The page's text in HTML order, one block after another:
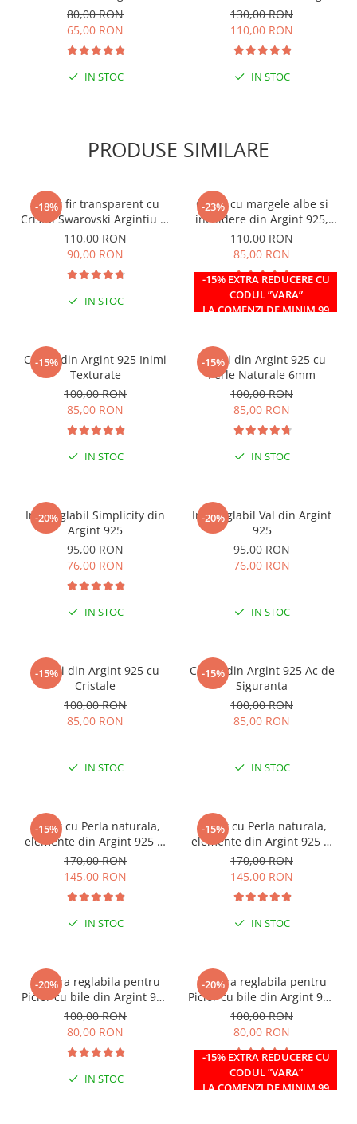
80,00 RON
65,00 RON
IN STOC
925
130,00 RON
110,00 RON
IN STOC
PRODUSE SIMILARE
-18%
Colier fir transparent cu
Cristal Swarovski Argintiu in
Caseta din Argint 925
110,00 RON
90,00 RON
IN STOC
-23%
-15% EXTRA REDUCERE CU
CODUL ”VARA”
LA COMENZI DE MINIM 99
Colier cu margele albe si
inchidere din Argint 925,
reglabil 38-41 cm
110,00 RON
85,00 RON
IN STOC
-15%
Cercei din Argint 925 Inimi
Texturate
100,00 RON
85,00 RON
IN STOC
-15%
Cercei din Argint 925 cu
Perle Naturale 6mm
100,00 RON
85,00 RON
IN STOC
-20%
Inel reglabil Simplicity din
Argint 925
95,00 RON
76,00 RON
IN STOC
-20%
Inel reglabil Val din Argint
925
95,00 RON
76,00 RON
IN STOC
-15%
Cercei din Argint 925 cu
Cristale
100,00 RON
85,00 RON
IN STOC
-15%
Cercei din Argint 925 Ac de
Siguranta
100,00 RON
85,00 RON
IN STOC
-15%
Colier cu Perla naturala,
elemente din Argint 925 si
margele Miyuki, multicolor
170,00 RON
145,00 RON
IN STOC
-15%
Colier cu Perla naturala,
elemente din Argint 925 si
margele Miyuki, verde/kiwi
170,00 RON
145,00 RON
IN STOC
-20%
Bratara reglabila pentru
Picior cu bile din Argint 925
si margele Miyuki rosii
100,00 RON
80,00 RON
IN STOC
-20%
-15% EXTRA REDUCERE CU
CODUL ”VARA”
LA COMENZI DE MINIM 99
Bratara reglabila pentru
Picior cu bile din Argint 925
si margele Miyuki verzi
100,00 RON
80,00 RON
IN STOC